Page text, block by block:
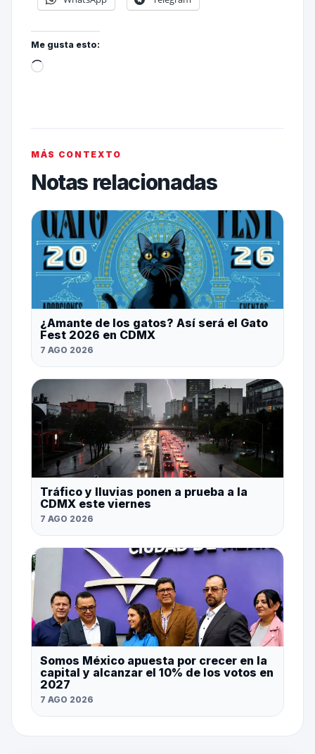
Me gusta esto:
MÁS CONTEXTO
Notas relacionadas
¿Amante de los gatos? Así será el Gato
Fest 2026 en CDMX
7 AGO 2026
Tráfico y lluvias ponen a prueba a la
CDMX este viernes
7 AGO 2026
Somos México apuesta por crecer en la
capital y alcanzar el 10% de los votos en
2027
7 AGO 2026